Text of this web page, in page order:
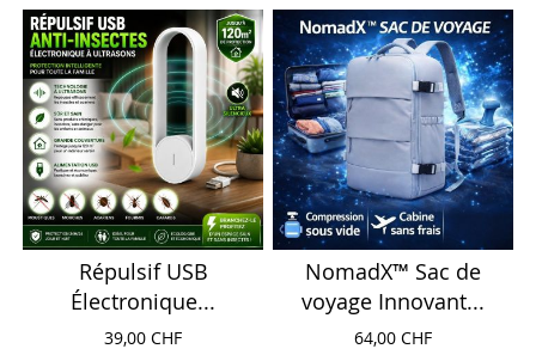
Répulsif USB
Électronique...
39,00 CHF
NomadX™ Sac de
voyage Innovant...
64,00 CHF